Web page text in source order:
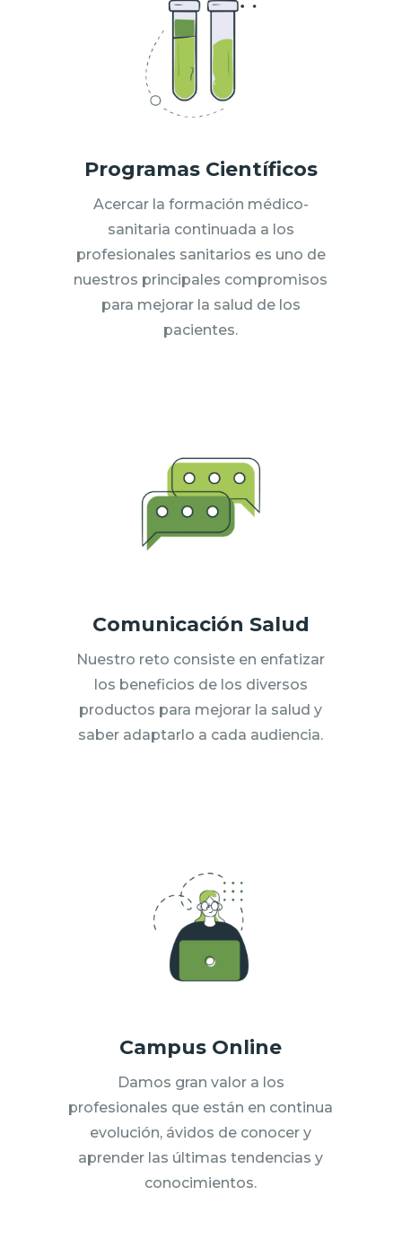
Programas Científicos
Acercar la formación médico-
sanitaria continuada a los
profesionales sanitarios es uno de
nuestros principales compromisos
para mejorar la salud de los
pacientes.
Comunicación Salud
Nuestro reto consiste en enfatizar
los beneficios de los diversos
productos para mejorar la salud y
saber adaptarlo a cada audiencia.
Campus Online
Damos gran valor a los
profesionales que están en continua
evolución, ávidos de conocer y
aprender las últimas tendencias y
conocimientos.